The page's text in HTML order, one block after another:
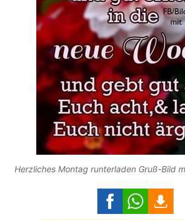
Herzliches Montag runterladen Gruß-Bild